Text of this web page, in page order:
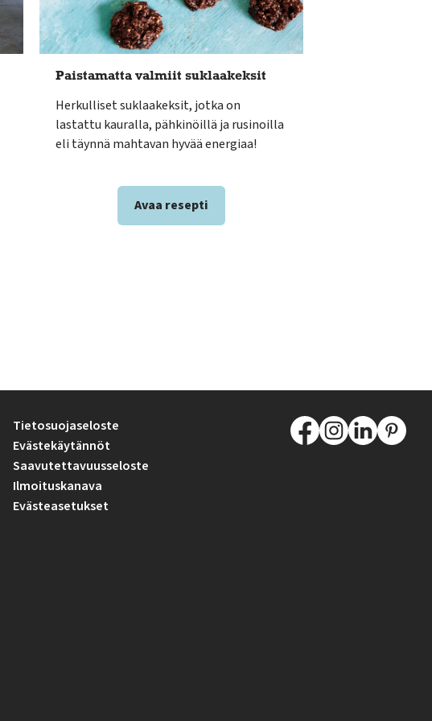
Paistamatta valmiit suklaakeksit
Herkulliset suklaakeksit, jotka on
lastattu kauralla, pähkinöillä ja rusinoilla
eli täynnä mahtavan hyvää energiaa!
Avaa resepti
Tietosuojaseloste
Evästekäytännöt
Saavutettavuusseloste
Ilmoituskanava
Evästeasetukset